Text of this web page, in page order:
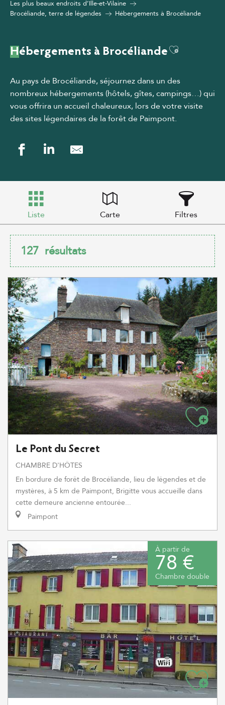
Les plus beaux endroits d’Ille-et-Vilaine
Brocéliande, terre de légendes
Hébergements à Brocéliande
Hébergements à BrocéliandeAjouter
Au pays de Brocéliande, séjournez dans un des
nombreux hébergements (hôtels, gîtes, campings…) qui
vous offrira un accueil chaleureux, lors de votre visite
des sites légendaires de la forêt de Paimpont.
Liste Carte Filtres
127 résultats
Le Pont du Secret
CHAMBRE D'HÔTES
En bordure de forêt de Brocéliande, lieu de légendes et de
mystères, à 5 km de Paimpont, Brigitte vous accueille dans
cette demeure ancienne entourée...
Paimpont
À partir de
78 €
Chambre double